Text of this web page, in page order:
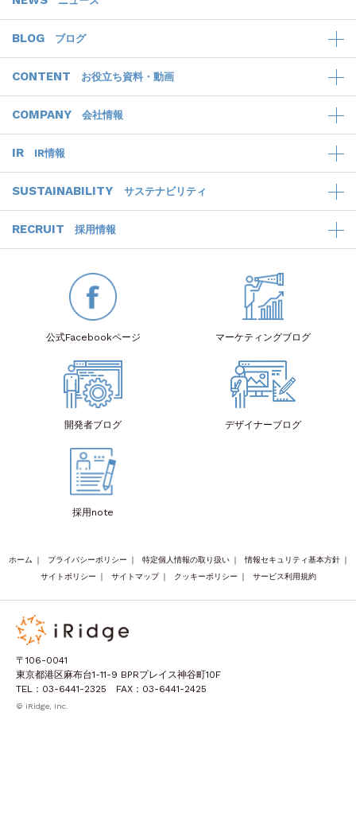
BLOG ブログ
CONTENT お役立ち資料・動画
COMPANY 会社情報
IR IR情報
SUSTAINABILITY サステナビリティ
RECRUIT 採用情報
公式Facebookページ マーケティングブログ
開発者ブログ デザイナーブログ
採用note
ホーム ｜ プライバシーポリシー ｜ 特定個人情報の取り扱い ｜ 情報セキュリティ基本方針 ｜
サイトポリシー
｜ サイトマップ ｜ クッキーポリシー ｜ サービス利用規約
〒106-0041
東京都港区麻布台1-11-9 BPRプレイス神谷町10F
TEL：03-6441-2325 FAX：03-6441-2425
© iRidge, Inc.